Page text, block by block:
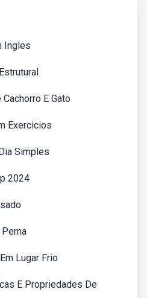
Ingles
E Gato
Exercicios
Simples
2024
Lugar Frio
E Propriedades De